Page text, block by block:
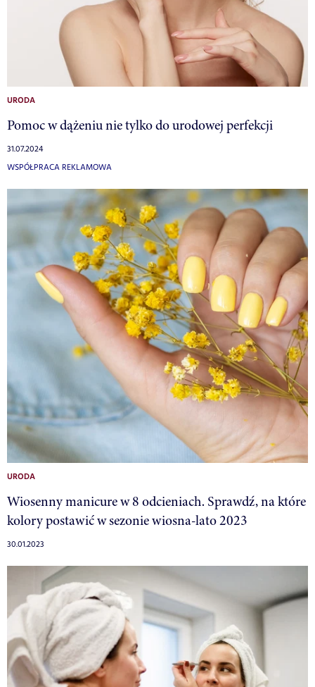
URODA
Pomoc w dążeniu nie tylko do urodowej perfekcji
31.07.2024
WSPÓŁPRACA REKLAMOWA
URODA
Wiosenny manicure w 8 odcieniach. Sprawdź, na które
kolory postawić w sezonie wiosna-lato 2023
30.01.2023